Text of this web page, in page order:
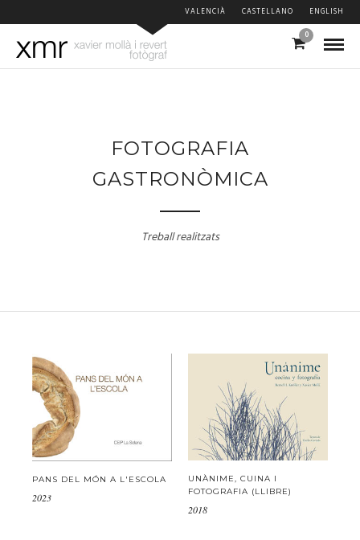
VALENCIÀ CASTELLANO ENGLISH
0
FOTOGRAFIA
GASTRONÒMICA
Treball realitzats
PANS DEL MÓN A L'ESCOLA
2023
UNÀNIME, CUINA I
FOTOGRAFIA (LLIBRE)
2018